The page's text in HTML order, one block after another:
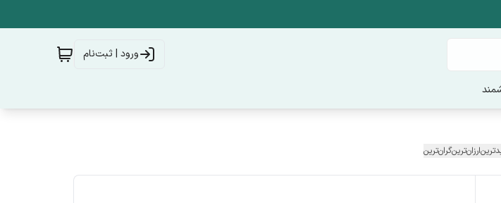
ورود | ثبت‌نام
ارزان‌ترینگران‌ترین